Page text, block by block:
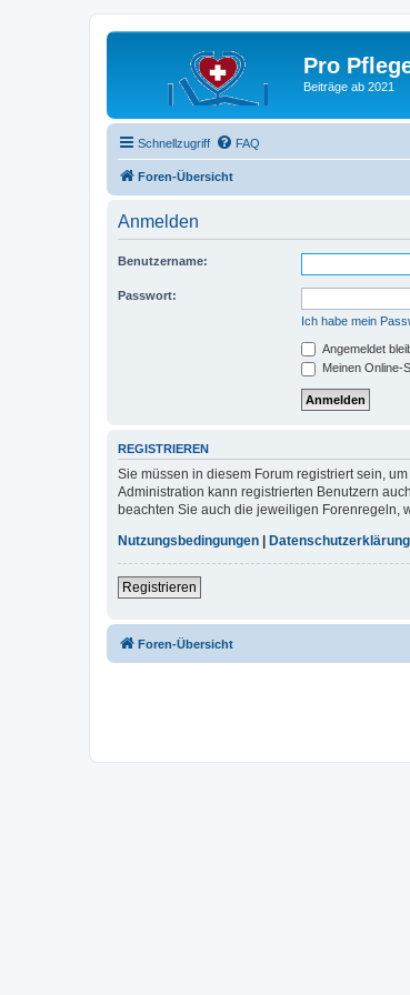
Pro
Beiträge ab 2021
Schnellzugriff FAQ
Foren-Übersicht
Anmelden
Benutzername:
Passwort:
Ich habe mein
Angemeldet
Meinen Online-
REGISTRIEREN
Sie müssen in diesem Forum registriert sein,
Administration kann registrierten Benutzern
beachten Sie auch die jeweiligen Forenregeln,
Nutzungsbedingungen
Datenschutzerklärung
Registrieren
Foren-Übersicht